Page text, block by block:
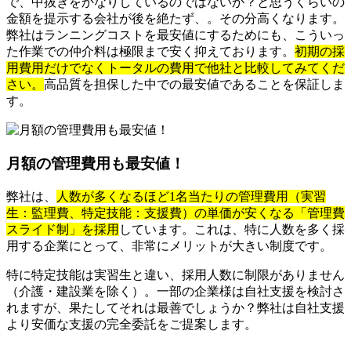
金額を提示する会社が後を絶たず、。その分高くなります。
弊社はランニングコストを最安値にするためにも、こういっ
た作業での仲介料は極限まで安く抑えております。 初期の採
用費用だけでなくトータルの費用で他社と比較してみてくだ
さい。 高品質を担保した中での最安値であることを保証しま
す。
月額の管理費用も最安値！
弊社は、
人数が多くなるほど1名当たりの管理費用（実習
生：監理費、特定技能：支援費）の単価が安くなる「管理費
スライド制」を採用 しています。これは、特に人数を多く採
用する企業にとって、非常にメリットが大きい制度です。
特に特定技能は実習生と違い、採用人数に制限がありません
（介護・建設業を除く）。一部の企業様は自社支援を検討さ
れますが、果たしてそれは最善でしょうか？弊社は自社支援
より安価な支援の完全委託をご提案します。